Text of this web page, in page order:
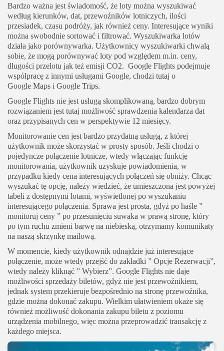
Bardzo ważna jest świadomość, że loty można wyszukiwać
według kierunków, dat, przewoźników lotniczych, ilości
przesiadek, czasu podróży, jak również ceny. Interesujące wyniki
można swobodnie sortować i filtrować. Wyszukiwarka lotów
działa jako porównywarka. Użytkownicy wyszukiwarki chwalą
sobie, że mogą porównywać loty pod względem m.in. ceny,
długości przelotu jak też emisji CO2. Google Flights podejmuje
współpracę z innymi usługami Google, chodzi tutaj o
Google Maps i Google Trips.
Google Flights nie jest usługą skomplikowaną, bardzo dobrym
rozwiązaniem jest tutaj możliwość sprawdzenia kalendarza dat
oraz przypisanych cen w perspektywie 12 miesięcy.
Monitorowanie cen jest bardzo przydatną usługą, z której
użytkownik może skorzystać w prosty sposób. Jeśli chodzi o
pojedyncze połączenie lotnicze, wtedy włączając funkcję
monitorowania, użytkownik uzyskuje powiadomienia, w
przypadku kiedy cena interesujących połączeń się obniży. Chcąc
wyszukać tę opcję, należy wiedzieć, że umieszczona jest powyżej
tabeli z dostępnymi lotami, wyświetlonej po wyszukaniu
interesującego połączenia. Sprawa jest prosta, gdyż po haśle ”
monitoruj ceny ” po przesunięciu suwaka w prawą stronę, który
po tym ruchu zmieni barwę na niebieską, otrzymamy komunikaty
na naszą skrzynkę mailową.
W momencie, kiedy użytkownik odnajdzie już interesujące
połączenie, może wtedy przejść do zakładki ” Opcje Rezerwacji”,
wtedy należy kliknąć ” Wybierz”. Google Flights nie daje
możliwości sprzedaży biletów, gdyż nie jest przewoźnikiem,
jednak system przekieruje bezpośrednio na stronę przewoźnika,
gdzie można dokonać zakupu. Wielkim ułatwieniem okaże się
również możliwość dokonania zakupu biletu z poziomu
urządzenia mobilnego, więc można przeprowadzić transakcję z
każdego miejsca.